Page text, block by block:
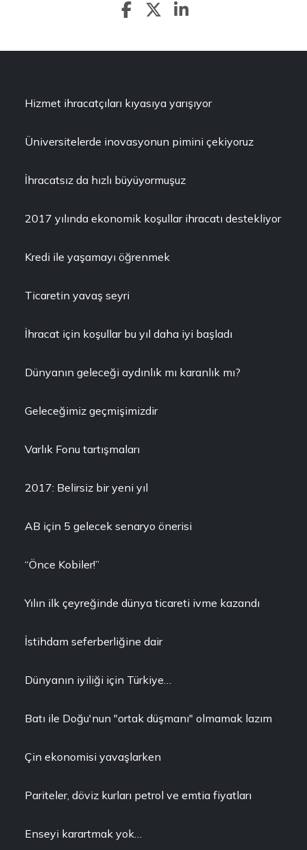
Hizmet ihracatçıları kıyasıya yarışıyor
Üniversitelerde inovasyonun pimini çekiyoruz
İhracatsız da hızlı büyüyormuşuz
2017 yılında ekonomik koşullar ihracatı destekliyor
Kredi ile yaşamayı öğrenmek
Ticaretin yavaş seyri
İhracat için koşullar bu yıl daha iyi başladı
Dünyanın geleceği aydınlık mı karanlık mı?
Geleceğimiz geçmişimizdir
Varlık Fonu tartışmaları
2017: Belirsiz bir yeni yıl
AB için 5 gelecek senaryo önerisi
“Önce Kobiler!”
Yılın ilk çeyreğinde dünya ticareti ivme kazandı
İstihdam seferberliğine dair
Dünyanın iyiliği için Türkiye…
Batı ile Doğu'nun "ortak düşmanı" olmamak lazım
Çin ekonomisi yavaşlarken
Pariteler, döviz kurları petrol ve emtia fiyatları
Enseyi karartmak yok…